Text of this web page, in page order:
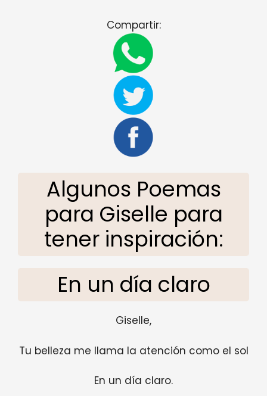
Compartir:
Algunos Poemas
para Giselle para
tener inspiración:
En un día claro
Giselle,
Tu belleza me llama la atención como el sol
En un día claro.